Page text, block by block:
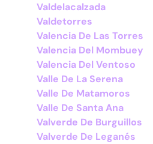
Valdelacalzada
Valdetorres
Valencia De Las Torres
Valencia Del Mombuey
Valencia Del Ventoso
Valle De La Serena
Valle De Matamoros
Valle De Santa Ana
Valverde De Burguillos
Valverde De Leganés